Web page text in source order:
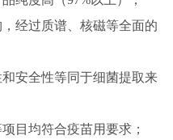
经过质谱、核磁等全面的
安全性等同于细菌提取来
目均符合疫苗用要求；